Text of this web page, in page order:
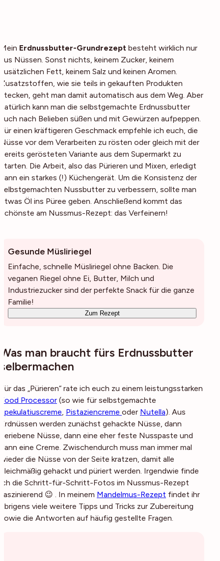
Mein Erdnussbutter-Grundrezept besteht wirklich nur
aus Nüssen. Sonst nichts, keinem Zucker, keinem
zusätzlichen Fett, keinem Salz und keinen Aromen.
Zusatzstoffen, wie sie teils in gekauften Produkten
stecken, geht man damit automatisch aus dem Weg. Aber
natürlich kann man die selbstgemachte Erdnussbutter
auch nach Belieben süßen und mit Gewürzen aufpeppen.
Für einen kräftigeren Geschmack empfehle ich euch, die
Nüsse vor dem Verarbeiten zu rösten oder gleich mit der
bereits gerösteten Variante aus dem Supermarkt zu
starten. Die Arbeit, also das Pürieren und Mixen, erledigt
dann ein starkes (!) Küchengerät. Um die Konsistenz der
selbstgemachten Nussbutter zu verbessern, sollte man
etwas Öl ins Püree geben. Anschließend kommt das
Schönste am Nussmus-Rezept: das Verfeinern!
Gesunde Müsliriegel
Einfache, schnelle Müsliriegel ohne Backen. Die
veganen Riegel ohne Ei, Butter, Milch und
Industriezucker sind der perfekte Snack für die ganze
Familie!
Zum Rezept
Was man braucht fürs Erdnussbutter
selbermachen
Für das „Pürieren“ rate ich euch zu einem leistungsstarken
Food Processor (so wie für selbstgemachte
Spekulatiuscreme, Pistaziencreme oder Nutella). Aus
Erdnüssen werden zunächst gehackte Nüsse, dann
geriebene Nüsse, dann eine eher feste Nusspaste und
dann eine Creme. Zwischendurch muss man immer mal
wieder die Nüsse von der Seite kratzen, damit alle
gleichmäßig gehackt und püriert werden. Irgendwie finde
ich die Schritt-für-Schritt-Fotos im Nussmus-Rezept
faszinierend 😉 . In meinem Mandelmus-Rezept findet ihr
übrigens viele weitere Tipps und Tricks zur Zubereitung
sowie die Antworten auf häufig gestellte Fragen.